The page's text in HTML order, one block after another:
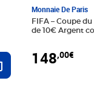
Ajouter au panier
Monnaie De Paris
FIFA – Coupe
de 10€ Argent
148,00€